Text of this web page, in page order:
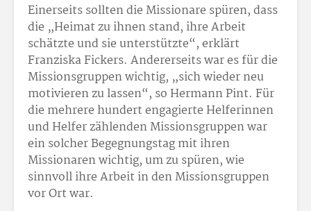
Einerseits sollten die Missionare spüren, dass
die „Heimat zu ihnen stand, ihre Arbeit
schätzte und sie unterstützte“, erklärt
Franziska Fickers. Andererseits war es für die
Missionsgruppen wichtig, „sich wieder neu
motivieren zu lassen“, so Hermann Pint. Für
die mehrere hundert engagierte Helferinnen
und Helfer zählenden Missionsgruppen war
ein solcher Begegnungstag mit ihren
Missionaren wichtig, um zu spüren, wie
sinnvoll ihre Arbeit in den Missionsgruppen
vor Ort war.